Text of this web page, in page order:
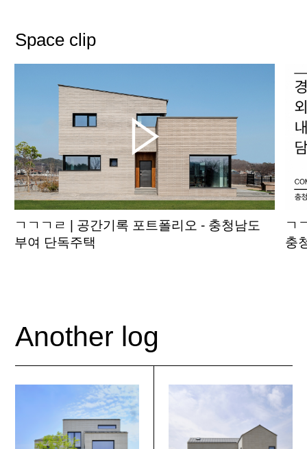
Space clip
ㄱㄱㄱㄹ | 공간기록 포트폴리오 - 충청남도
부여 단독주택
ㄱ
충
Another log